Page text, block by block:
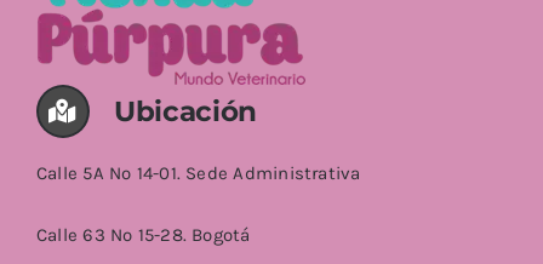
Ubicación
Calle 5A No 14-01. Sede Administrativa
Calle 63 No 15-28. Bogotá